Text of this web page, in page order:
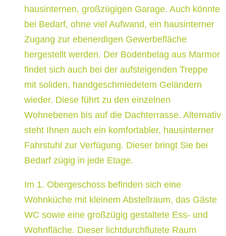
hausinternen, großzügigen Garage. Auch könnte
bei Bedarf, ohne viel Aufwand, ein hausinterner
Zugang zur ebenerdigen Gewerbefläche
hergestellt werden. Der Bodenbelag aus Marmor
findet sich auch bei der aufsteigenden Treppe
mit soliden, handgeschmiedetem Geländern
wieder. Diese führt zu den einzelnen
Wohnebenen bis auf die Dachterrasse. Alternativ
steht Ihnen auch ein komfortabler, hausinterner
Fahrstuhl zur Verfügung. Dieser bringt Sie bei
Bedarf zügig in jede Etage.
Im 1. Obergeschoss befinden sich eine
Wohnküche mit kleinem Abstellraum, das Gäste
WC sowie eine großzügig gestaltete Ess- und
Wohnfläche. Dieser lichtdurchflutete Raum